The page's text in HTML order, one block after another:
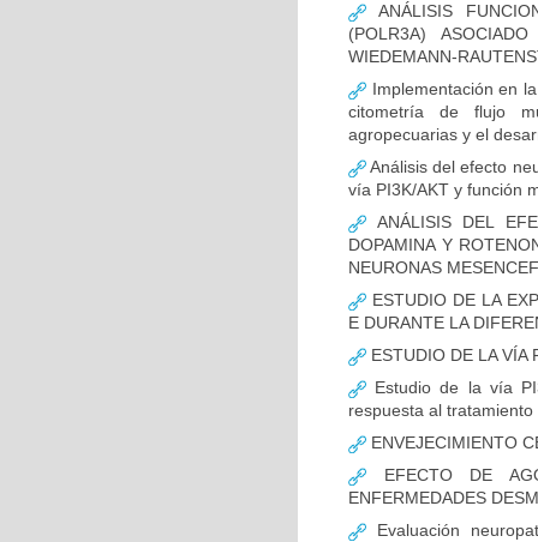
ANÁLISIS
(POLR3A)
WIEDEMANN-
Implementación en
citometría de flujo
agropecuarias y el
Análisis del efecto
vía PI3K/AKT y función
ANÁLISIS DEL
DOPAMINA Y
NEURONAS
ESTUDIO DE LA
E DURANTE LA
ESTUDIO DE LA VÍA
Estudio de la vía
respuesta al tratamiento
ENVEJECIMIENTO
EFECTO DE
ENFERMEDADES
Evaluación